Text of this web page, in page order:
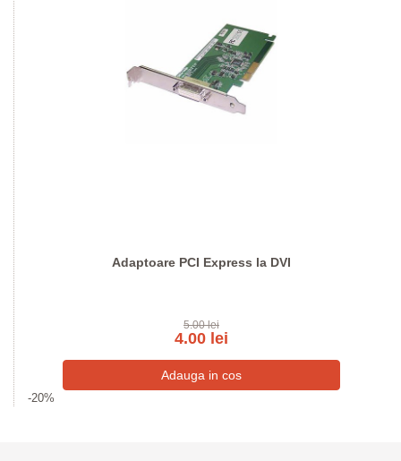
Adaptoare PCI Express la DVI
5.00 lei
4.00 lei
-20%